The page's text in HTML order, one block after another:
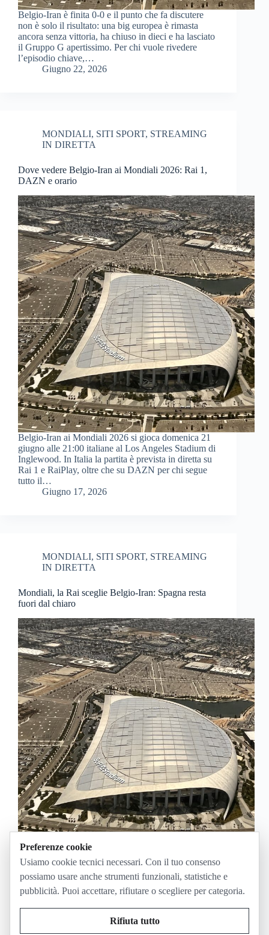
Belgio-Iran è finita 0-0 e il punto che fa discutere
non è solo il risultato: una big europea è rimasta
ancora senza vittoria, ha chiuso in dieci e ha lasciato
il Gruppo G apertissimo. Per chi vuole rivedere
l’episodio chiave,…
Giugno 22, 2026
MONDIALI, SITI SPORT, STREAMING
IN DIRETTA
Dove vedere Belgio-Iran ai Mondiali 2026: Rai 1,
DAZN e orario
Belgio-Iran ai Mondiali 2026 si gioca domenica 21
giugno alle 21:00 italiane al Los Angeles Stadium di
Inglewood. In Italia la partita è prevista in diretta su
Rai 1 e RaiPlay, oltre che su DAZN per chi segue
tutto il…
Giugno 17, 2026
MONDIALI, SITI SPORT, STREAMING
IN DIRETTA
Mondiali, la Rai sceglie Belgio-Iran: Spagna resta
fuori dal chiaro
Il 21 giugno la partita in chiaro indicata dalla Rai per
i Mondiali 2026 è Belgio-Iran alle 21:00 su Rai 1 e
RaiPlay: Spagna-Arabia Saudita delle 18:00 resta
quindi su DAZN, che trasmette tutte le 104 gare. Il
Preferenze cookie
Usiamo cookie tecnici necessari. Con il tuo consenso
possiamo usare anche strumenti funzionali, statistiche e
pubblicità. Puoi accettare, rifiutare o scegliere per categoria.
Rifiuta tutto